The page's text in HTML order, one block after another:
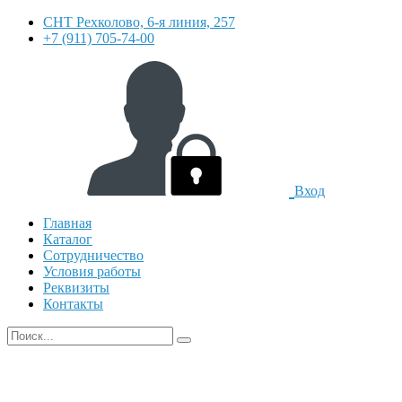
СНТ Рехколово, 6-я линия, 257
+7 (911) 705-74-00
Вход
Главная
Каталог
Сотрудничество
Условия работы
Реквизиты
Контакты